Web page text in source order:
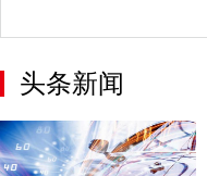
头条新闻